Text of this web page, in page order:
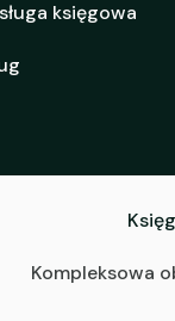
księgowa
Kompleksowa